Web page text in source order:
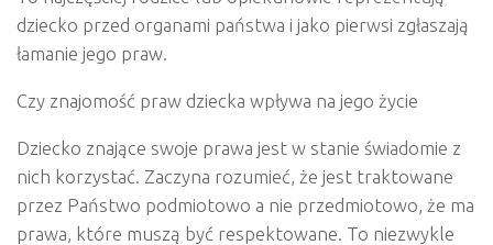
dziecko przed organami państwa i jako pierwsi zgłaszają
łamanie jego praw.
Czy znajomość praw dziecka wpływa na jego życie
Dziecko znające swoje prawa jest w stanie świadomie z
nich korzystać. Zaczyna rozumieć, że jest traktowane
przez Państwo podmiotowo a nie przedmiotowo, że ma
prawa, które muszą być respektowane. To niezwykle